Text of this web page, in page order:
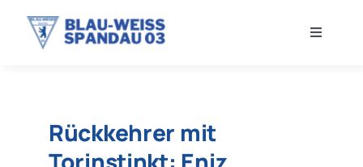
Inhalt
Toggle
NEWSRückkehrer mit